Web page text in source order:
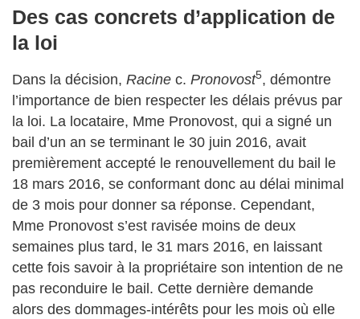
Des cas concrets d’application de
la loi
Dans la décision, Racine c. Pronovost5, démontre
l’importance de bien respecter les délais prévus par
la loi. La locataire, Mme Pronovost, qui a signé un
bail d’un an se terminant le 30 juin 2016, avait
premièrement accepté le renouvellement du bail le
18 mars 2016, se conformant donc au délai minimal
de 3 mois pour donner sa réponse. Cependant,
Mme Pronovost s’est ravisée moins de deux
semaines plus tard, le 31 mars 2016, en laissant
cette fois savoir à la propriétaire son intention de ne
pas reconduire le bail. Cette dernière demande
alors des dommages-intérêts pour les mois où elle